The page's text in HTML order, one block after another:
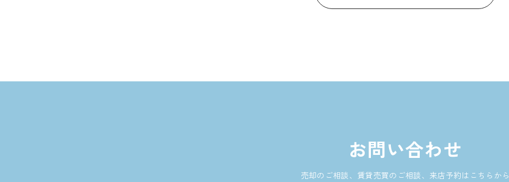
お問い合わせ
売却のご相談、賃貸売買のご相談、来店予約はこちらから